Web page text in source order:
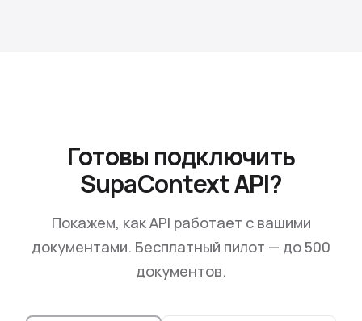
Готовы подключить
SupaContext API?
Покажем, как API работает с вашими
документами. Бесплатный пилот — до 500
документов.